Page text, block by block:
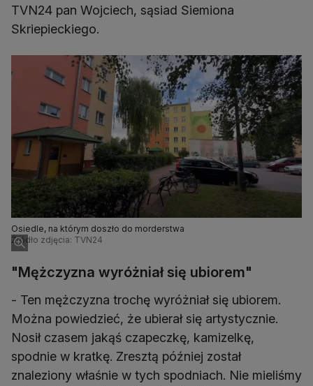
TVN24 pan Wojciech, sąsiad Siemiona
Skriepieckiego.
Osiedle, na którym doszło do morderstwa
Źródło zdjęcia: TVN24
"Mężczyzna wyróżniał się ubiorem"
- Ten mężczyzna trochę wyróżniał się ubiorem.
Można powiedzieć, że ubierał się artystycznie.
Nosił czasem jakąś czapeczkę, kamizelkę,
spodnie w kratkę. Zresztą później został
znaleziony właśnie w tych spodniach. Nie mieliśmy